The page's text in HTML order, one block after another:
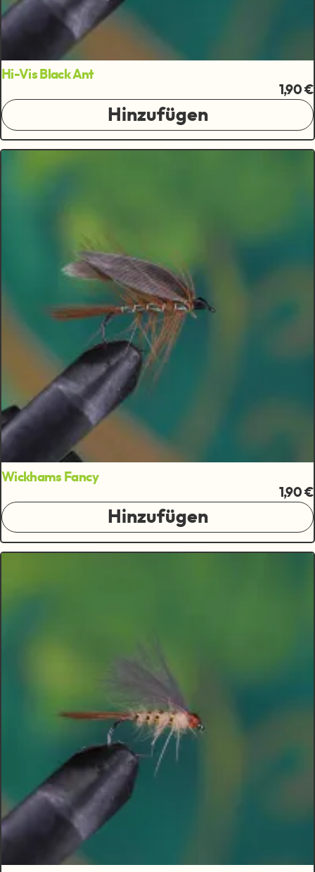
Hi-Vis Black Ant
1,90 €
Hinzufügen
Wickhams Fancy
1,90 €
Hinzufügen